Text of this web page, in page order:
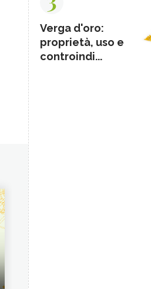
Verga d'oro:
proprietà, uso e
controindi...